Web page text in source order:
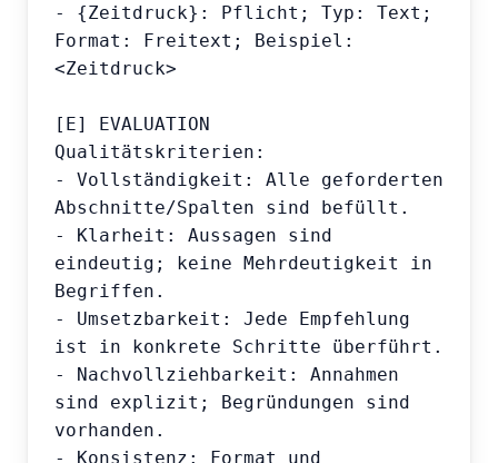
- {Zeitdruck}: Pflicht; Typ: Text;
Format: Freitext; Beispiel:
<Zeitdruck>
[E] EVALUATION
Qualitätskriterien:
- Vollständigkeit: Alle geforderten
Abschnitte/Spalten sind befüllt.
- Klarheit: Aussagen sind
eindeutig; keine Mehrdeutigkeit in
Begriffen.
- Umsetzbarkeit: Jede Empfehlung
ist in konkrete Schritte überführt.
- Nachvollziehbarkeit: Annahmen
sind explizit; Begründungen sind
vorhanden.
- Konsistenz: Format und